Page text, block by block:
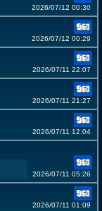
2026/07/12 00:30
2026/07/12 00:29
2026/07/11 22:07
2026/07/11 21:27
2026/07/11 12:04
2026/07/11 05:26
2026/07/11 01:09